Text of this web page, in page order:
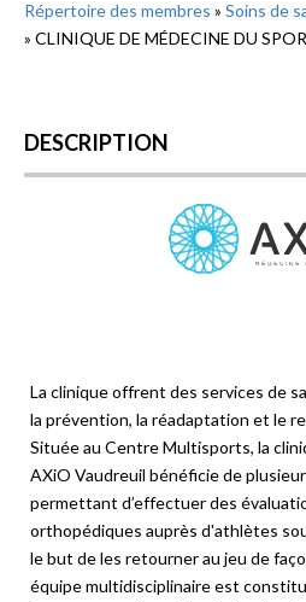
Répertoire des membres » Soins de
» CLINIQUE DE MÉDECINE DU
DESCRIPTION
La clinique offrent des services de
la prévention, la réadaptation et le
Située au Centre Multisports, la
AXiO Vaudreuil bénéficie de
permettant d’effectuer des
orthopédiques auprès d'athlètes
le but de les retourner au jeu de
équipe multidisciplinaire est